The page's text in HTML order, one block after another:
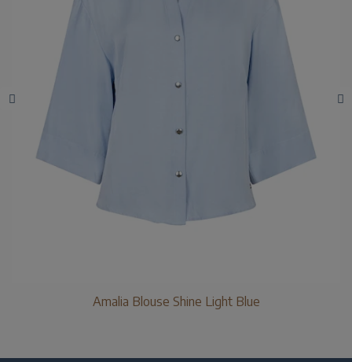
Amalia Blouse Shine Light Blue